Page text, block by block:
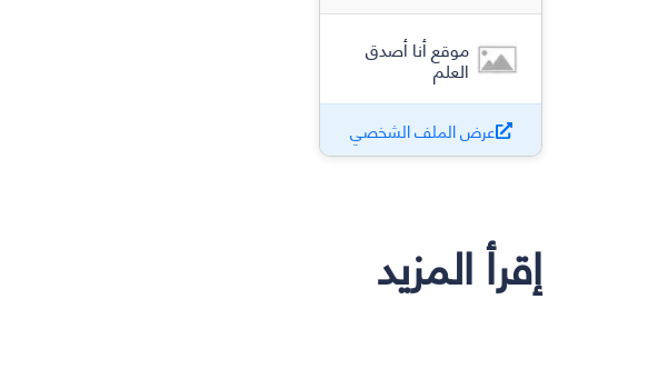
موقع أنا أصدق
العلم
عرض الملف الشخصي
إقرأ المزيد